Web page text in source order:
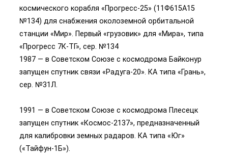
космического корабля «Прогресс-25» (11Ф615А15
№134) для снабжения околоземной орбитальной
станции «Мир». Первый «грузовик» для «Мира», типа
«Прогресс 7К-ТГ», сер. №134
1987 — в Советском Союзе с космодрома Байконур
запущен спутник связи «Радуга-20». КА типа «Грань»,
сер. №31Л.
1991 — в Советском Союзе с космодрома Плесецк
запущен спутник «Космос-2137», предназначенный
для калибровки земных радаров. КА типа «Юг»
(«Тайфун-1Б»).